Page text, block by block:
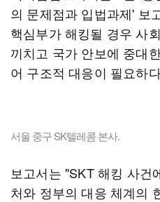
의 문제점과 입법과제' 보
핵심부가 해킹될 경우 사
끼치고 국가 안보에 중대
어 구조적 대응이 필요하
서울 중구 SK텔레콤 본사.
보고서는 "SKT 해킹 사건
처와 정부의 대응 체계의